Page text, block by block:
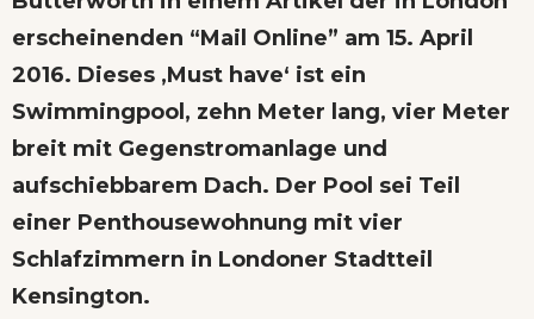
erscheinenden “Mail Online” am 15. April
2016. Dieses ‚Must have‘ ist ein
Swimmingpool, zehn Meter lang, vier Meter
breit mit Gegenstromanlage und
aufschiebbarem Dach. Der Pool sei Teil
einer Penthousewohnung mit vier
Schlafzimmern in Londoner Stadtteil
Kensington.